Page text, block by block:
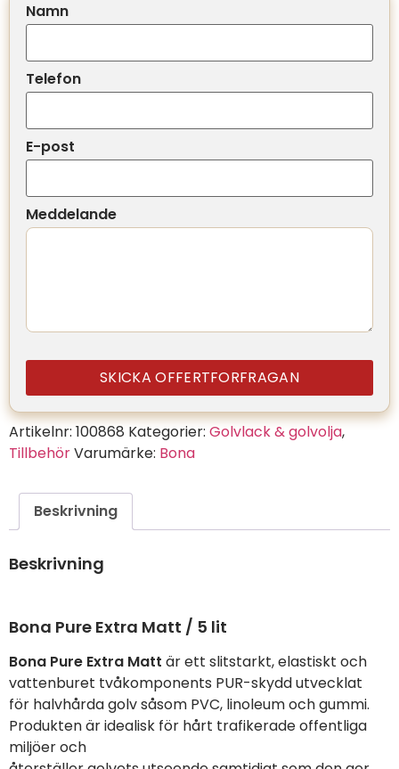
Namn
Telefon
E-post
Meddelande
SKICKA OFFERTFORFRAGAN
Artikelnr: 100868 Kategorier: Golvlack & golvolja,
TillbehörVarumärke: Bona
Beskrivning
Beskrivning
Bona Pure Extra Matt / 5 lit
Bona Pure Extra Matt är ett slitstarkt, elastiskt och
vattenburet tvåkomponents PUR-skydd utvecklat
för halvhårda golv såsom PVC, linoleum och gummi.
Produkten är idealisk för hårt trafikerade offentliga
miljöer och